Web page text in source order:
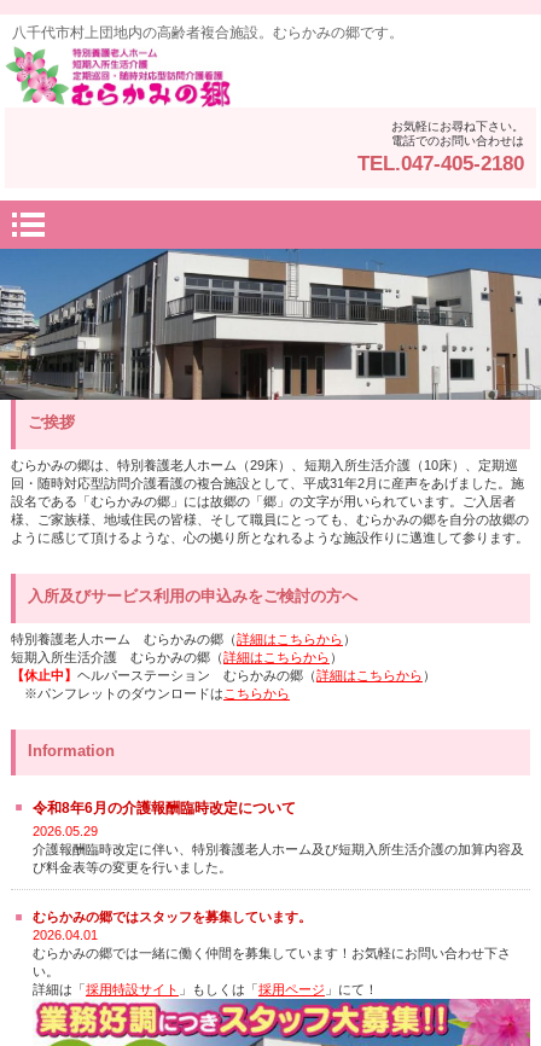
八千代市村上団地内の高齢者複合施設。むらかみの郷です。
お気軽にお尋ね下さい。
電話でのお問い合わせは
TEL.047-405-2180
ご挨拶
むらかみの郷は、特別養護老人ホーム（29床）、短期入所生活介護（10床）、定期巡
回・随時対応型訪問介護看護の複合施設として、平成31年2月に産声をあげました。施
設名である「むらかみの郷」には故郷の「郷」の文字が用いられています。ご入居者
様、ご家族様、地域住民の皆様、そして職員にとっても、むらかみの郷を自分の故郷の
ように感じて頂けるような、心の拠り所となれるような施設作りに邁進して参ります。
入所及びサービス利用の申込みをご検討の方へ
特別養護老人ホーム むらかみの郷（詳細はこちらから ）
短期入所生活介護 むらかみの郷（詳細はこちらから ）
【休止中】 ヘルパーステーション むらかみの郷（詳細はこちらから ）
※パンフレットのダウンロードは こちらから
Information
令和8年6月の介護報酬臨時改定について
2026.05.29
介護報酬臨時改定に伴い、特別養護老人ホーム及び短期入所生活介護の加算内容及
び料金表等の変更を行いました。
むらかみの郷ではスタッフを募集しています。
2026.04.01
むらかみの郷では一緒に働く仲間を募集しています！お気軽にお問い合わせ下さ
い。
詳細は「採用特設サイト 」もしくは「採用ページ 」にて！